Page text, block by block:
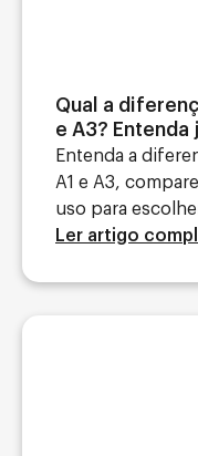
Qual a
e A3? Entenda
Entenda a
A1 e A3,
uso para
Ler artigo